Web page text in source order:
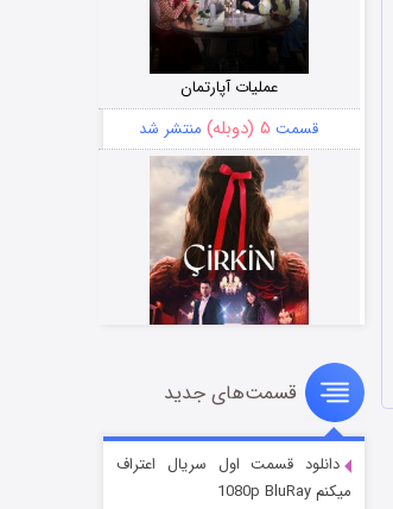
عملیات آپارتمان
قسمت ۵ (دوبله) منتشر شد
سریال زشت
قسمت۲ (زیرنویس) منتشر شد
قسمت‌های جدید
دانلود قسمت اول سریال اعتراف
میکنم 1080p BluRay